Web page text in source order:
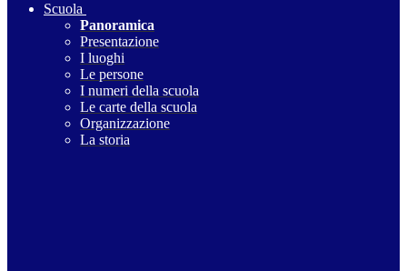
Scuola
Panoramica
Presentazione
I luoghi
Le persone
I numeri della scuola
Le carte della scuola
Organizzazione
La storia